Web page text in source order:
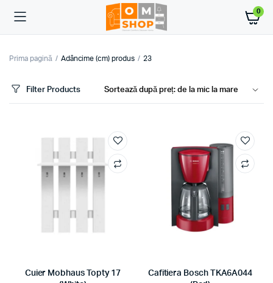
0
Prima pagină Adâncime (cm) produs 23
Filter Products
Cuier Mobhaus Topty 17
Cafitiera Bosch TKA6A044